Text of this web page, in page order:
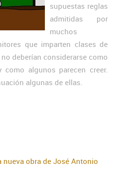
supuestas reglas
admitidas por
muchos
que imparten clases de
deberían considerarse como
como algunos parecen creer.
algunas de ellas.
nueva obra de José Antonio